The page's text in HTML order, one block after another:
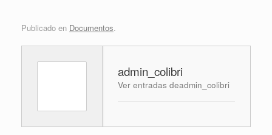
Publicado en Documentos.
admin_colibri
Ver entradas deadmin_colibri